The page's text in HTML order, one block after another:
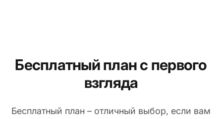
Бесплатный план с первого
взгляда
Бесплатный план – отличный выбор, если вам